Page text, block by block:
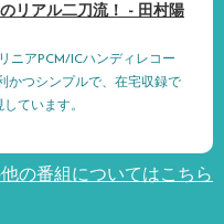
リアル二刀流！ - 田村陽
アPCM/ICハンディレコー
かつシンプルで、在宅収録で
ています。
の番組についてはこちら